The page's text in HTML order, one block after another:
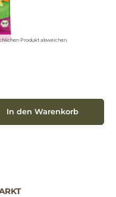
Produkt abweichen.
benutze die Schaltflächen um
In den Warenkorb